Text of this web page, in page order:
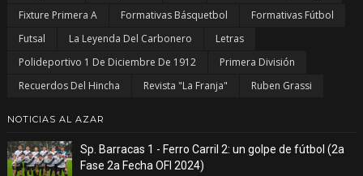
Fixture Primera A
Formativas Básquetbol
Formativas Fútbol
Futsal
La Leyenda Del Carbonero
Letras
Polideportivo 1 De Diciembre De 1912
Primera División
Recuerdos Del Hincha
Revista "La Franja" Ruben Grassi
NOTICIAS AL AZAR
Sp. Barracas 1 - Ferro Carril 2: un golpe de fútbol (2a
Fase 2a Fecha OFI 2024)